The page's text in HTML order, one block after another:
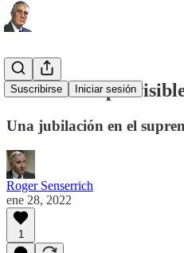
Suscribirse Iniciar sesión
Una batalla
Una jubilación en el
Roger Senserrich
ene 28, 2022
1